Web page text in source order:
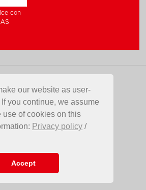
our website as user-
you continue, we assume
use of cookies on this
Privacy policy /
Accept
con
AG